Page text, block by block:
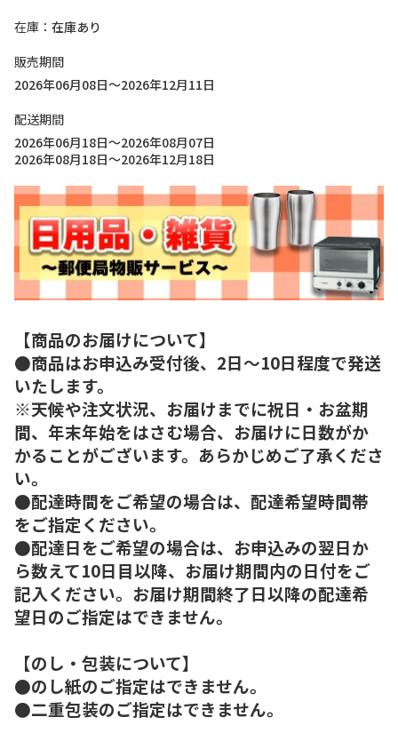
在庫
在庫あり
販売期間
2026年06月08日～2026年12月11日
配送期間
2026年06月18日～2026年08月07日
2026年08月18日～2026年12月18日
【商品のお届けについて】
●商品はお申込み受付後、2日～10日程度で発送
いたします。
※天候や注文状況、お届けまでに祝日・お盆期
間、年末年始をはさむ場合、お届けに日数がか
かることがございます。あらかじめご了承くださ
い。
●配達時間をご希望の場合は、配達希望時間帯
をご指定ください。
●配達日をご希望の場合は、お申込みの翌日か
ら数えて10日目以降、お届け期間内の日付をご
記入ください。お届け期間終了日以降の配達希
望日のご指定はできません。
【のし・包装について】
●のし紙のご指定はできません。
●二重包装のご指定はできません。